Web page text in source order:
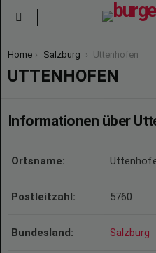
You are here:
Home Salzburg Uttenhofen
UTTENHOFEN
Informationen über
Ortsname:
Postleitzahl: 5760
Bundesland: Salzburg